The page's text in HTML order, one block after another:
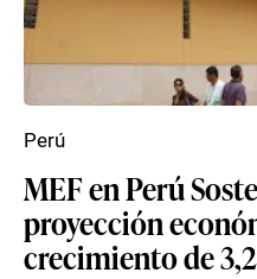
MEF en Perú
proyección
crecimiento de
Perú